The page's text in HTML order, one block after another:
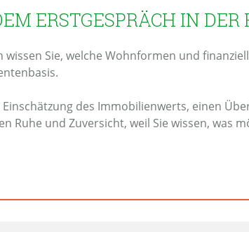
ERSTGESPRÄCH IN
wissen Sie, welche Wohnformen und
Einschätzung des Immobilienwerts, einen
Ruhe und Zuversicht, weil Sie wissen, was